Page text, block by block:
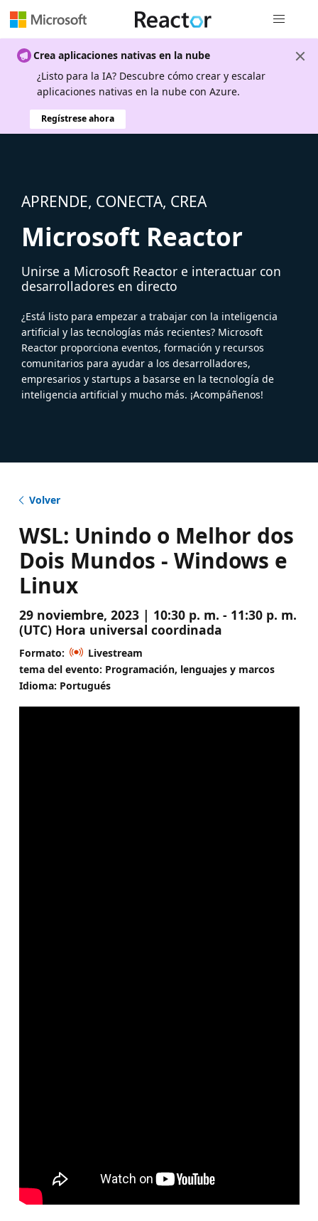
Crea aplicaciones nativas en la nube
¿Listo para la IA? Descubre cómo crear y escalar
aplicaciones nativas en la nube con Azure.
Regístrese ahora
APRENDE, CONECTA, CREA
Microsoft Reactor
Unirse a Microsoft Reactor e interactuar con
desarrolladores en directo
¿Está listo para empezar a trabajar con la inteligencia
artificial y las tecnologías más recientes? Microsoft
Reactor proporciona eventos, formación y recursos
comunitarios para ayudar a los desarrolladores,
empresarios y startups a basarse en la tecnología de
inteligencia artificial y mucho más. ¡Acompáñenos!
Volver
WSL: Unindo o Melhor dos
Dois Mundos - Windows e
Linux
29 noviembre, 2023 | 10:30 p. m. - 11:30 p. m.
(UTC) Hora universal coordinada
Formato:
Livestream
tema del evento: Programación, lenguajes y marcos
Idioma: Portugués